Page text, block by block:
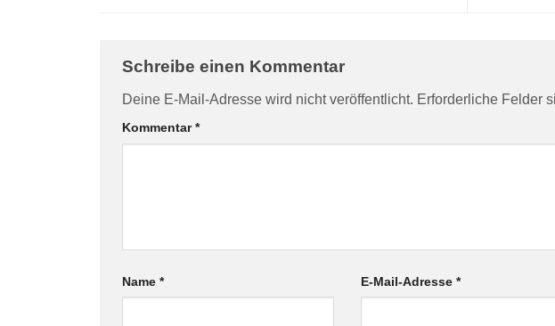
Schreibe einen Kommentar
Deine E-Mail-Adresse wird nicht veröffentlicht. Erforderliche Felder
Kommentar*
Name * E-Mail-Adresse*